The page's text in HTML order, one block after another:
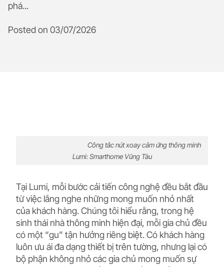
phá...
Posted on 03/07/2026
Công tắc nút xoay cảm ứng thông minh
Lumi:Smarthome Vũng Tàu
Tại Lumi, mỗi bước cải tiến công nghệ đều bắt đầu
từ việc lắng nghe những mong muốn nhỏ nhất
của khách hàng. Chúng tôi hiểu rằng, trong hệ
sinh thái nhà thông minh hiện đại, mỗi gia chủ đều
có một “gu” tận hưởng riêng biệt. Có khách hàng
luôn ưu ái đa dạng thiết bị trên tường, nhưng lại có
bộ phận không nhỏ các gia chủ mong muốn sự